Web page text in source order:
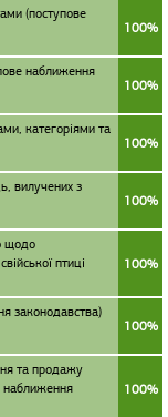
(поступове
100%
наближення
100%
категоріями та
100%
вилучених з
100%
щодо
птиці
100%
законодавства)
100%
та продажу
наближення
100%